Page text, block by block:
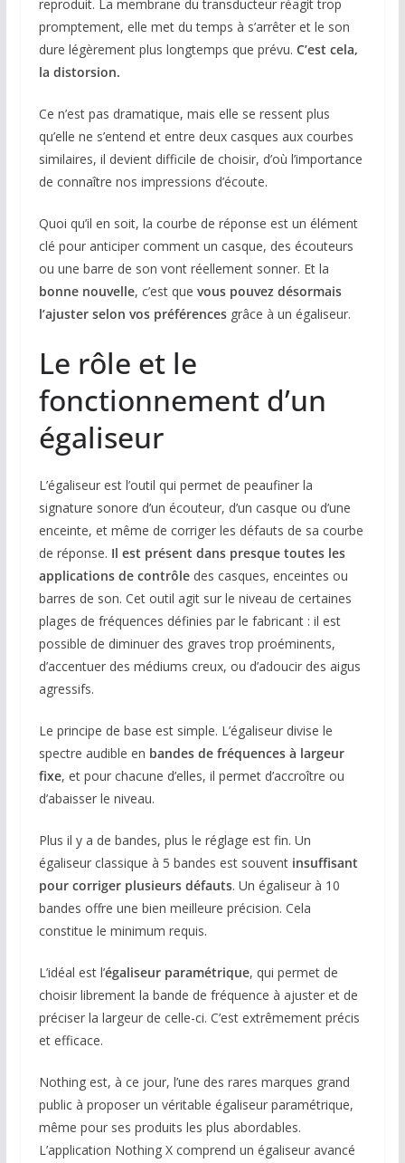
reproduit. La membrane du transducteur réagit trop
promptement, elle met du temps à s’arrêter et le son
dure légèrement plus longtemps que prévu. C’est cela,
la distorsion.
Ce n’est pas dramatique, mais elle se ressent plus
qu’elle ne s’entend et entre deux casques aux courbes
similaires, il devient difficile de choisir, d’où l’importance
de connaître nos impressions d’écoute.
Quoi qu’il en soit, la courbe de réponse est un élément
clé pour anticiper comment un casque, des écouteurs
ou une barre de son vont réellement sonner. Et la
bonne nouvelle, c’est que vous pouvez désormais
l’ajuster selon vos préférencesgrâce à un égaliseur.
Le rôle et le
fonctionnement d’un
égaliseur
L’égaliseur est l’outil qui permet de peaufiner la
signature sonore d’un écouteur, d’un casque ou d’une
enceinte, et même de corriger les défauts de sa courbe
de réponse. Il est présent dans presque toutes les
applications de contrôledes casques, enceintes ou
barres de son. Cet outil agit sur le niveau de certaines
plages de fréquences définies par le fabricant : il est
possible de diminuer des graves trop proéminents,
d’accentuer des médiums creux, ou d’adoucir des aigus
agressifs.
Le principe de base est simple. L’égaliseur divise le
spectre audible en bandes de fréquences à largeur
fixe, et pour chacune d’elles, il permet d’accroître ou
d’abaisser le niveau.
Plus il y a de bandes, plus le réglage est fin. Un
égaliseur classique à 5 bandes est souvent insuffisant
pour corriger plusieurs défauts. Un égaliseur à 10
bandes offre une bien meilleure précision. Cela
constitue le minimum requis.
L’idéal est l’égaliseur paramétrique, qui permet de
choisir librement la bande de fréquence à ajuster et de
préciser la largeur de celle-ci. C’est extrêmement précis
et efficace.
Nothing est, à ce jour, l’une des rares marques grand
public à proposer un véritable égaliseur paramétrique,
même pour ses produits les plus abordables.
L’application Nothing X comprend un égaliseur avancé